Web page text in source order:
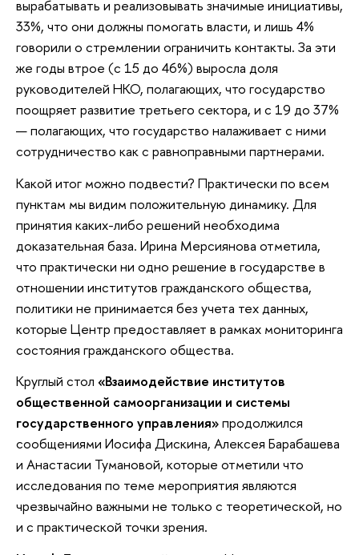
вырабатывать и реализовывать значимые инициативы,
33%, что они должны помогать власти, и лишь 4%
говорили о стремлении ограничить контакты. За эти
же годы втрое (с 15 до 46%) выросла доля
руководителей НКО, полагающих, что государство
поощряет развитие третьего сектора, и с 19 до 37%
— полагающих, что государство налаживает с ними
сотрудничество как с равноправными партнерами.
Какой итог можно подвести? Практически по всем
пунктам мы видим положительную динамику. Для
принятия каких-либо решений необходима
доказательная база. Ирина Мерсиянова отметила,
что практически ни одно решение в государстве в
отношении институтов гражданского общества,
политики не принимается без учета тех данных,
которые Центр предоставляет в рамках мониторинга
состояния гражданского общества.
Круглый стол «Взаимодействие институтов
общественной самоорганизации и системы
государственного управления»продолжился
сообщениями Иосифа Дискина, Алексея Барабашева
и Анастасии Тумановой, которые отметили что
исследования по теме мероприятия являются
чрезвычайно важными не только с теоретической, но
и с практической точки зрения.